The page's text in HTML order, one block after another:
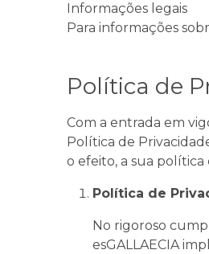
Informações legais
Para informações
Política de
Com a entrada em
Política de
o efeito, a sua
Política de
No rigoroso
esGALLAECIA